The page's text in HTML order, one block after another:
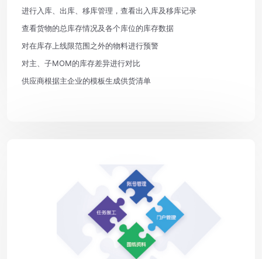
进行入库、出库、移库管理，查看出入库及移库记录
查看货物的总库存情况及各个库位的库存数据
对在库存上线限范围之外的物料进行预警
对主、子MOM的库存差异进行对比
供应商根据主企业的模板生成供货清单